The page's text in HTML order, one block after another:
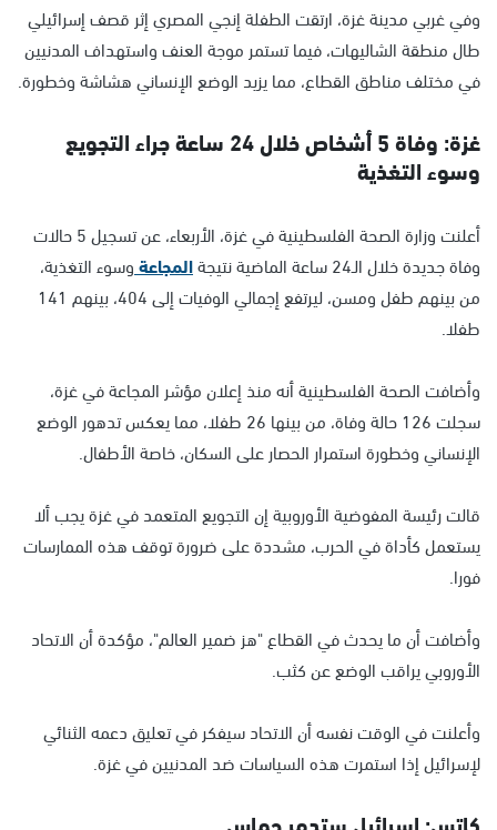
وفي غربي مدينة غزة، ارتقت الطفلة إنجي المصري إثر قصف إسرائيلي
طال منطقة الشاليهات، فيما تستمر موجة العنف واستهداف المدنيين
في مختلف مناطق القطاع، مما يزيد الوضع الإنساني هشاشة وخطورة.
غزة: وفاة 5 أشخاص خلال 24 ساعة جراء التجويع
وسوء التغذية
أعلنت وزارة الصحة الفلسطينية في غزة، الأربعاء، عن تسجيل 5 حالات
وفاة جديدة خلال الـ24 ساعة الماضية نتيجة
المجاعةوسوء التغذية،
من بينهم طفل ومسن، ليرتفع إجمالي الوفيات إلى 404، بينهم 141
طفلا.
وأضافت الصحة الفلسطينية أنه منذ إعلان مؤشر المجاعة في غزة،
سجلت 126 حالة وفاة، من بينها 26 طفلا، مما يعكس تدهور الوضع
الإنساني وخطورة استمرار الحصار على السكان، خاصة الأطفال.
قالت رئيسة المفوضية الأوروبية إن التجويع المتعمد في غزة يجب ألا
يستعمل كأداة في الحرب، مشددة على ضرورة توقف هذه الممارسات
فورا.
وأضافت أن ما يحدث في القطاع "هز ضمير العالم"، مؤكدة أن الاتحاد
الأوروبي يراقب الوضع عن كثب.
وأعلنت في الوقت نفسه أن الاتحاد سيفكر في تعليق دعمه الثنائي
لإسرائيل إذا استمرت هذه السياسات ضد المدنيين في غزة.